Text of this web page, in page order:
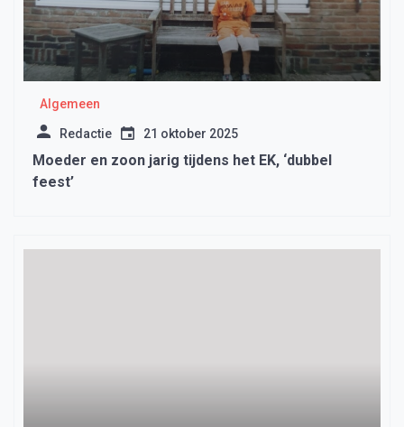
Algemeen
Redactie 21 oktober 2025
Moeder en zoon jarig tijdens het EK, ‘dubbel
feest’